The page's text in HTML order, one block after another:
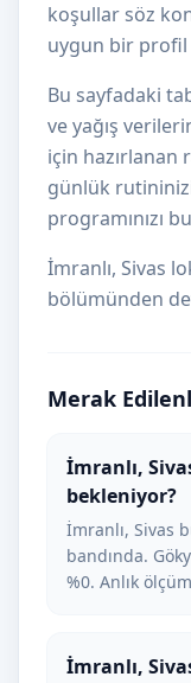
koşullar söz
uygun bir profil
Bu sayfadaki
ve yağış
için
günlük
programınızı
İmranlı, Sivas
bölümünden
Merak
İmranlı,
bekleniyor?
İmranlı, Sivas
bandında.
%0. Anlık
İmranlı,